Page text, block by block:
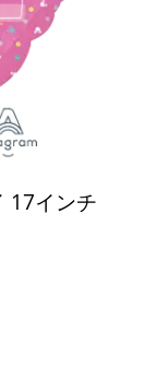
17インチ